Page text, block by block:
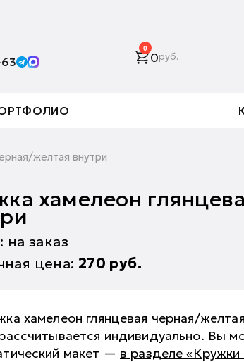
63
0
0руб.
желтая внутри
хамелеон
на заказ
цена: 270 руб.
хамелеон глянцевая черная/
индивидуально. Вы
макет — в разделе «Кружки